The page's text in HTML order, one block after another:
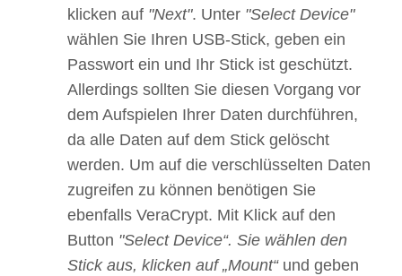
klicken auf "Next". Unter "Select Device"
wählen Sie Ihren USB-Stick, geben ein
Passwort ein und Ihr Stick ist geschützt.
Allerdings sollten Sie diesen Vorgang vor
dem Aufspielen Ihrer Daten durchführen,
da alle Daten auf dem Stick gelöscht
werden. Um auf die verschlüsselten Daten
zugreifen zu können benötigen Sie
ebenfalls VeraCrypt. Mit Klick auf den
Button "Select Device“. Sie wählen den
Stick aus, klicken auf „Mount“ und geben